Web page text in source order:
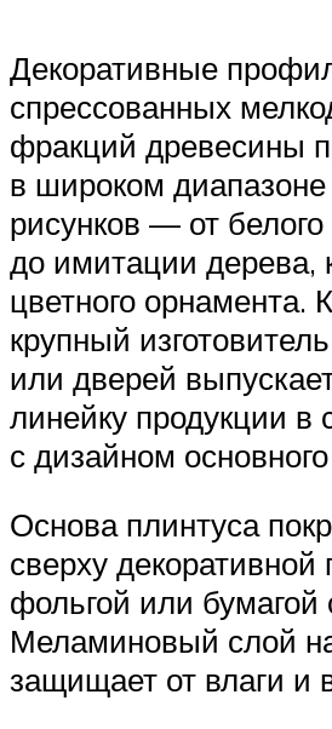
Декоративные
спрессованных
фракций древесины
в широком диапазоне
рисунков — от белого
до имитации дерева,
цветного орнамента.
крупный
или дверей
линейку продукции в
с дизайном
Основа плинтуса
сверху декоративной
фольгой или бумагой
Меламиновый слой
защищает от влаги и